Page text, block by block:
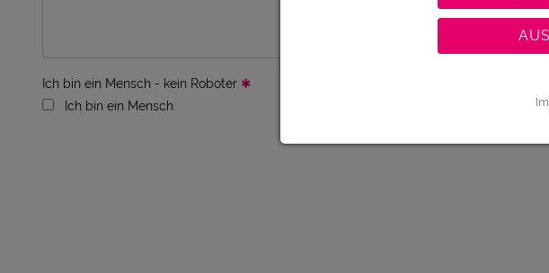
Ich bin ein Mensch - kein Roboter
Ich bin ein Mensch